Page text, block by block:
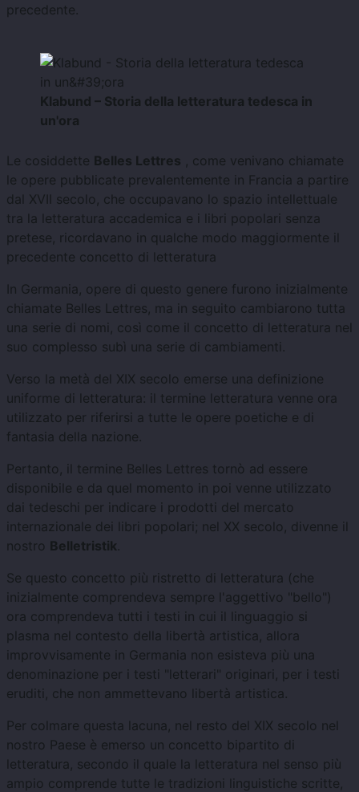
precedente.
Klabund – Storia della letteratura tedesca in
un'ora
Le cosiddette Belles Lettres , come venivano chiamate
le opere pubblicate prevalentemente in Francia a partire
dal XVII secolo, che occupavano lo spazio intellettuale
tra la letteratura accademica e i libri popolari senza
pretese, ricordavano in qualche modo maggiormente il
precedente concetto di letteratura
In Germania, opere di questo genere furono inizialmente
chiamate Belles Lettres, ma in seguito cambiarono tutta
una serie di nomi, così come il concetto di letteratura nel
suo complesso subì una serie di cambiamenti.
Verso la metà del XIX secolo emerse una definizione
uniforme di letteratura: il termine letteratura venne ora
utilizzato per riferirsi a tutte le opere poetiche e di
fantasia della nazione.
Pertanto, il termine Belles Lettres tornò ad essere
disponibile e da quel momento in poi venne utilizzato
dai tedeschi per indicare i prodotti del mercato
internazionale dei libri popolari; nel XX secolo, divenne il
nostro Belletristik.
Se questo concetto più ristretto di letteratura (che
inizialmente comprendeva sempre l'aggettivo "bello")
ora comprendeva tutti i testi in cui il linguaggio si
plasma nel contesto della libertà artistica, allora
improvvisamente in Germania non esisteva più una
denominazione per i testi "letterari" originari, per i testi
eruditi, che non ammettevano libertà artistica.
Per colmare questa lacuna, nel resto del XIX secolo nel
nostro Paese è emerso un concetto bipartito di
letteratura, secondo il quale la letteratura nel senso più
ampio comprende tutte le tradizioni linguistiche scritte,